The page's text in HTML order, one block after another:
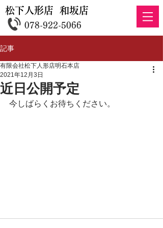
松下人形店 和坂店
078-922-5066
記事
近日公開予定
有限会社松下人形店明石本店
2021年12月3日
今しばらくお待ちください。